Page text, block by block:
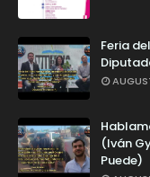
Feria
(Iván
Puede)